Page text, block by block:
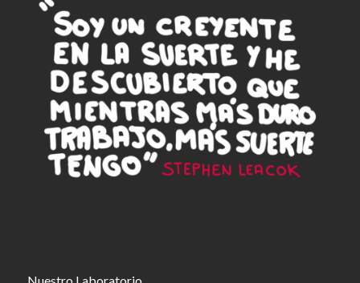
Nuestro Laboratorio